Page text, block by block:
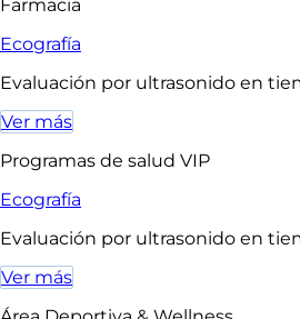
Farmacia
Ecografía
Evaluación por ultrasonido en
Ver más
Programas de salud VIP
Ecografía
Evaluación por ultrasonido en
Ver más